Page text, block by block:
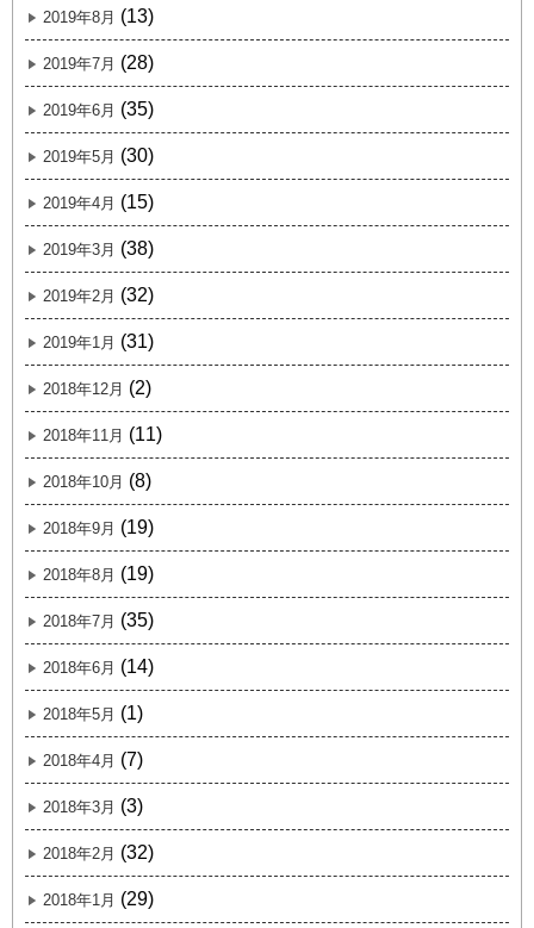
2019年8月 (13)
2019年7月 (28)
2019年6月 (35)
2019年5月 (30)
2019年4月 (15)
2019年3月 (38)
2019年2月 (32)
2019年1月 (31)
2018年12月 (2)
2018年11月 (11)
2018年10月 (8)
2018年9月 (19)
2018年8月 (19)
2018年7月 (35)
2018年6月 (14)
2018年5月 (1)
2018年4月 (7)
2018年3月 (3)
2018年2月 (32)
2018年1月 (29)